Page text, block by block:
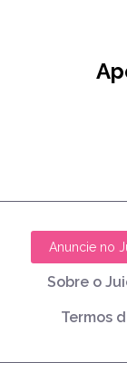
Anuncie no
Sobre o
Termos